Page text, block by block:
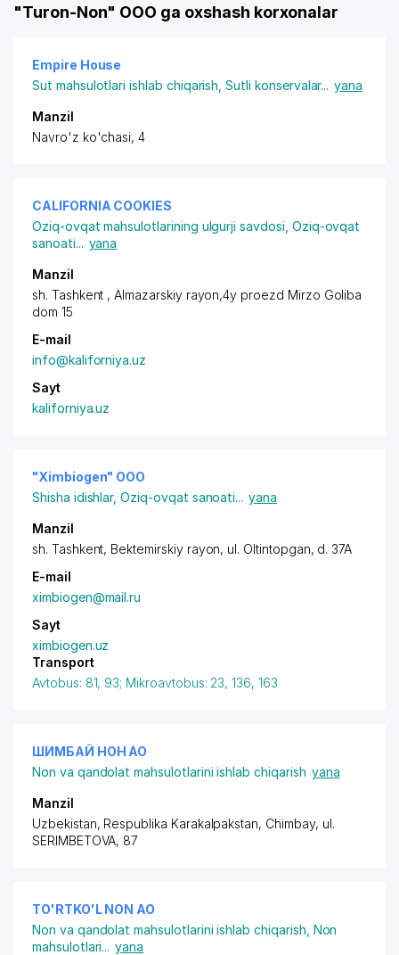
"Turon-Non" OOO ga oxshash korxonalar
Empire House
Sut mahsulotlari ishlab chiqarish ,Sutli konservalar... yana
Manzil
Navro'z ko'chasi, 4
CALIFORNIA COOKIES
Oziq-ovqat mahsulotlarining ulgurji savdosi Oziq-ovqat
sanoati... yana
Manzil
sh. Tashkent ,Almazarskiy rayon,4y proezd Mirzo Goliba
dom 15
E-mail
info@kaliforniya.uz
Sayt
kaliforniya.uz
"Ximbiogen" OOО
Shisha idishlar,Oziq-ovqat sanoati... yana
Manzil
sh. Tashkent, Bektemirskiy rayon, ul. Oltintopgan, d. 37A
E-mail
ximbiogen@mail.ru
Sayt
ximbiogen.uz
Transport
Avtobus: 81, 93; Mikroavtobus: 23, 136, 163
ШИМБАЙ НОН АО
Non va qandolat mahsulotlarini ishlab chiqarish yana
Manzil
Uzbekistan, Respublika Karakalpakstan, Chimbay, ul.
SERIMBETOVA, 87
TO'RTKO'L NON АО
Non va qandolat mahsulotlarini ishlab chiqarish Non
mahsulotlari... yana